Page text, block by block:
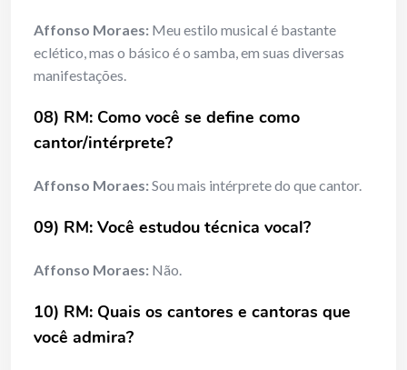
Affonso Moraes: Meu estilo musical é bastante
eclético, mas o básico é o samba, em suas diversas
manifestações.
08) RM: Como você se define como
cantor/intérprete?
Affonso Moraes:Sou mais intérprete do que cantor.
09) RM: Você estudou técnica vocal?
Affonso Moraes: Não.
10) RM: Quais os cantores e cantoras que
você admira?